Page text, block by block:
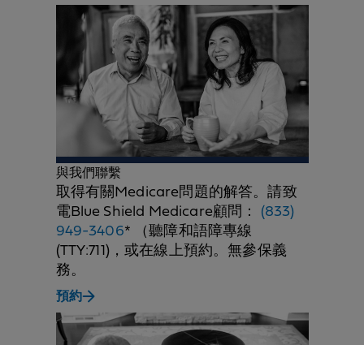
與我們聯繫
取得有關Medicare問題的解答。請致
電Blue Shield Medicare顧問： (833)
949-3406* （聽障和語障專線
(TTY:711)，或在線上預約。無參保義
務。
預約